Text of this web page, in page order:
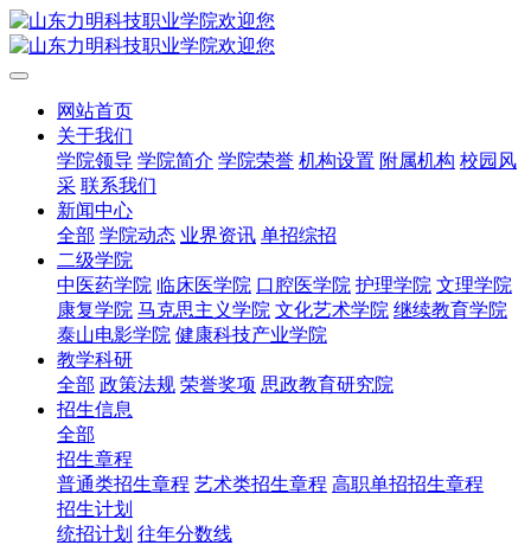
网站首页
关于我们
学院领导 学院简介 学院荣誉 机构设置 附属机构 校园风
采 联系我们
新闻中心
全部 学院动态 业界资讯 单招综招
二级学院
中医药学院 临床医学院 口腔医学院 护理学院 文理学院
康复学院 马克思主义学院 文化艺术学院 继续教育学院
泰山电影学院 健康科技产业学院
教学科研
全部 政策法规 荣誉奖项 思政教育研究院
招生信息
全部
招生章程
普通类招生章程 艺术类招生章程 高职单招招生章程
招生计划
统招计划 往年分数线